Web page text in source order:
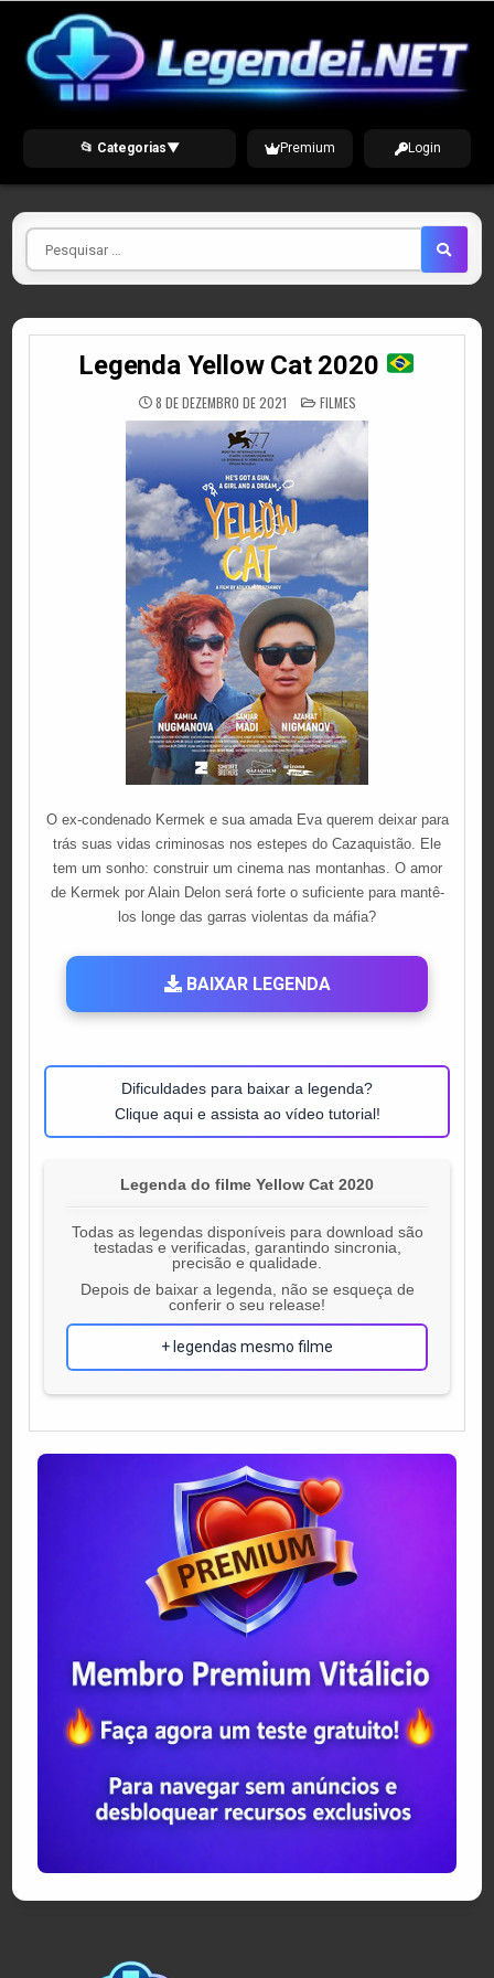
content
📂 Categorias▼ Premium Login
Pesquisar
por
Legenda Yellow Cat 2020
8 DE DEZEMBRO DE 2021 POSTED
IN
FILMES
O ex-condenado Kermek e sua amada Eva querem deixar para
trás suas vidas criminosas nos estepes do Cazaquistão. Ele
tem um sonho: construir um cinema nas montanhas. O amor
de Kermek por Alain Delon será forte o suficiente para mantê-
los longe das garras violentas da máfia?
BAIXAR LEGENDA
Dificuldades para baixar a legenda?
Clique aqui e assista ao vídeo tutorial!
Legenda do filme Yellow Cat 2020
Todas as legendas disponíveis para download são
testadas e verificadas, garantindo sincronia,
precisão e qualidade.
Depois de baixar a legenda, não se esqueça de
conferir o seu release!
+ legendas mesmo filme